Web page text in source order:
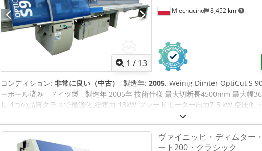
1 / 13
Miechucino 8,452 km
コンディション: 非常に良い（中古） , 製造年: 2005, Weinig Dimter OptiCut S
ーホール済み - ドイツ製 - 製造年 2005年 技術仕様 最大切断長4500mm 最大幅
長 4つの品質クラスで最適化 総電力 13kW ブレードモーター出力7.5 kW 空圧側
500mm OptiCom Assistコントロールシステム 受取コンベア 5600mm 2つのイ
Apgmsx Af Ajk 部品へのマーキング用プリンター 切断精度 +/- 0.5 mm 輸送寸
ヴァイニッヒ・ディムター
ート200・クラシック